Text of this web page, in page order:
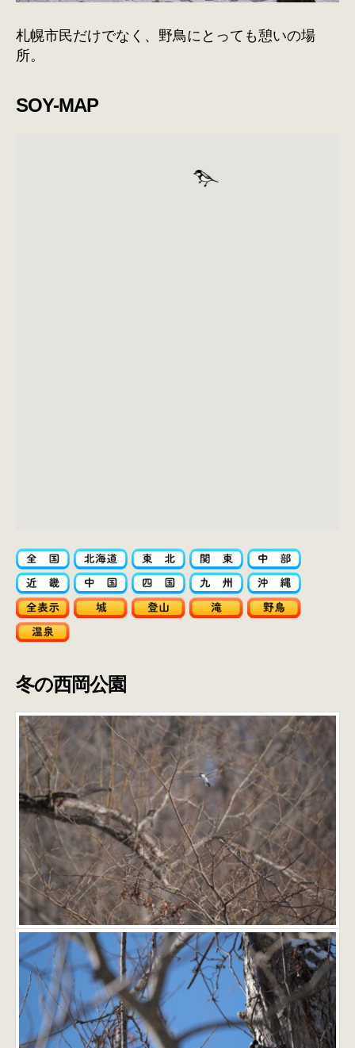
札幌市民だけでなく、野鳥にとっても憩いの場
所。
SOY-MAP
冬の西岡公園